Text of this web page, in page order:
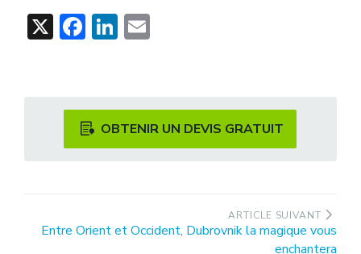
X Facebook
LinkedIn
OBTENIR UN DEVIS GRATUIT
de
ARTICLE SUIVANT
Article
suivant
Entre Orient et Occident, Dubrovnik la magique vous
enchantera